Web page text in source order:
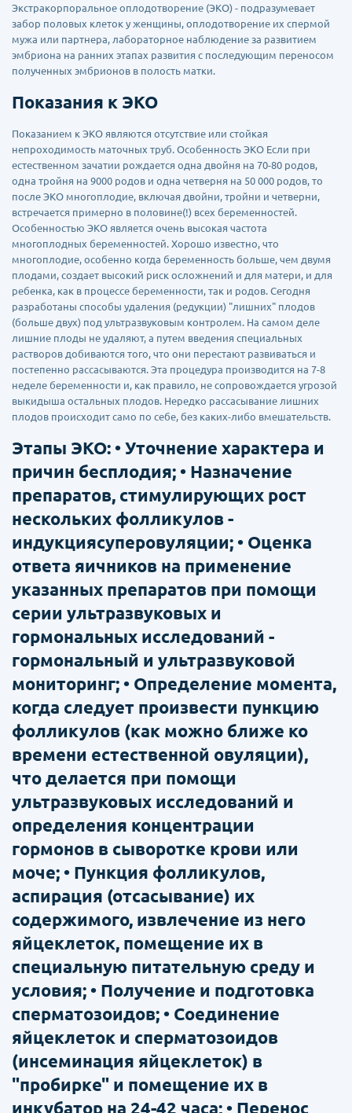
Экстракорпоральноe оплодотворение (ЭКО) - подразумевает
забор половых клеток у женщины, оплодотворение их спермой
мужа или партнера, лабораторное наблюдение за развитием
эмбриона на ранних этапах развития с последующим переносом
полученных эмбрионов в полость матки.
Показания к ЭКО
Показанием к ЭКО являются отсутствие или стойкая
непроходимость маточных труб. Особенность ЭКО Если при
естественном зачатии рождается одна двойня на 70-80 родов,
одна тройня на 9000 родов и одна четверня на 50 000 родов, то
после ЭКО многоплодие, включая двойни, тройни и четверни,
встречается примерно в половине(!) всех беременностей.
Особенностью ЭКО является очень высокая частота
многоплодных беременностей. Хорошо известно, что
многоплодие, особенно когда беременность больше, чем двумя
плодами, создает высокий риск осложнений и для матери, и для
ребенка, как в процессе беременности, так и родов. Сегодня
разработаны способы удаления (редукции) "лишних" плодов
(больше двух) под ультразвуковым контролем. На самом деле
лишние плоды не удаляют, а путем введения специальных
растворов добиваются того, что они перестают развиваться и
постепенно рассасываются. Эта процедура производится на 7-8
неделе беременности и, как правило, не сопровождается угрозой
выкидыша остальных плодов. Нередко рассасывание лишних
плодов происходит само по себе, без каких-либо вмешательств.
Этапы ЭКО: • Уточнение характера и
причин бесплодия; • Назначение
препаратов, стимулирующих рост
нескольких фолликулов -
индукциясуперовуляции; • Оценка
ответа яичников на применение
указанных препаратов при помощи
серии ультразвуковых и
гормональных исследований -
гормональный и ультразвуковой
мониторинг; • Определение момента,
когда следует произвести пункцию
фолликулов (как можно ближе ко
времени естественной овуляции),
что делается при помощи
ультразвуковых исследований и
определения концентрации
гормонов в сыворотке крови или
моче; • Пункция фолликулов,
аспирация (отсасывание) их
содержимого, извлечение из него
яйцеклеток, помещение их в
специальную питательную среду и
условия; • Получение и подготовка
сперматозоидов; • Соединение
яйцеклеток и сперматозоидов
(инсеминация яйцеклеток) в
"пробирке" и помещение их в
инкубатор на 24-42 часа; • Перенос